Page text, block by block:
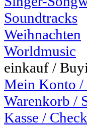
Soundtracks
Weihnachten
Worldmusic
einkauf /
Mein Konto
Warenkorb /
Kasse /